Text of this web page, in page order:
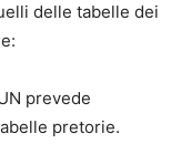
delle tabelle dei
prevede
pretorie.